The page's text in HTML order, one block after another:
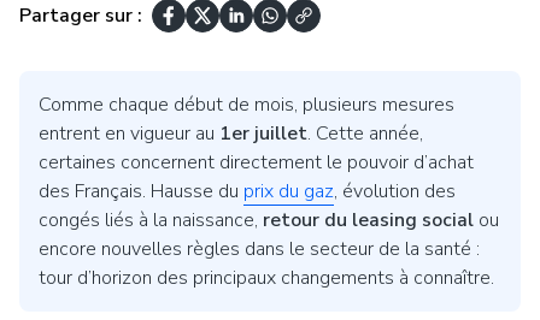
Partager sur :
Comme chaque début de mois, plusieurs mesures
entrent en vigueur au 1er juillet. Cette année,
certaines concernent directement le pouvoir d’achat
des Français. Hausse du prix du gaz, évolution des
congés liés à la naissance, retour du leasing social ou
encore nouvelles règles dans le secteur de la santé :
tour d’horizon des principaux changements à connaître.